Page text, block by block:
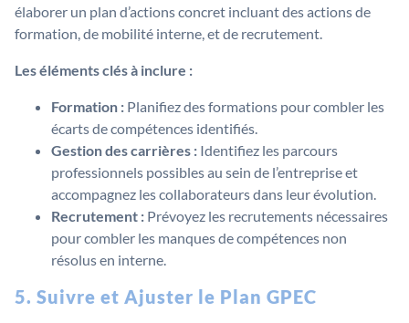
élaborer un plan d’actions concret incluant des actions de
formation, de mobilité interne, et de recrutement.
Les éléments clés à inclure :
Formation : Planifiez des formations pour combler les
écarts de compétences identifiés.
Gestion des carrières : Identifiez les parcours
professionnels possibles au sein de l’entreprise et
accompagnez les collaborateurs dans leur évolution.
Recrutement : Prévoyez les recrutements nécessaires
pour combler les manques de compétences non
résolus en interne.
5. Suivre et Ajuster le Plan GPEC